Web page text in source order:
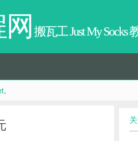
搬瓦工 Just My Socks
。